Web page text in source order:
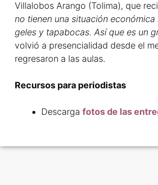
Villalobos Arango (Tolima), que
no tienen una situación
geles y tapabocas. Así que es un
volvió a presencialidad desde el
regresaron a las aulas.
Recursos para periodistas
Descarga fotos de las